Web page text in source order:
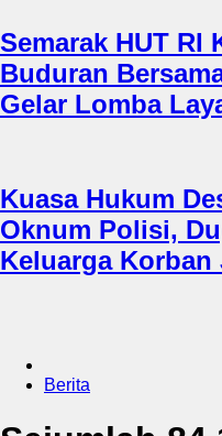
Semarak HUT RI
Buduran
Gelar Lomba
Kuasa Hukum
Oknum Polisi,
Keluarga Korban
Berita